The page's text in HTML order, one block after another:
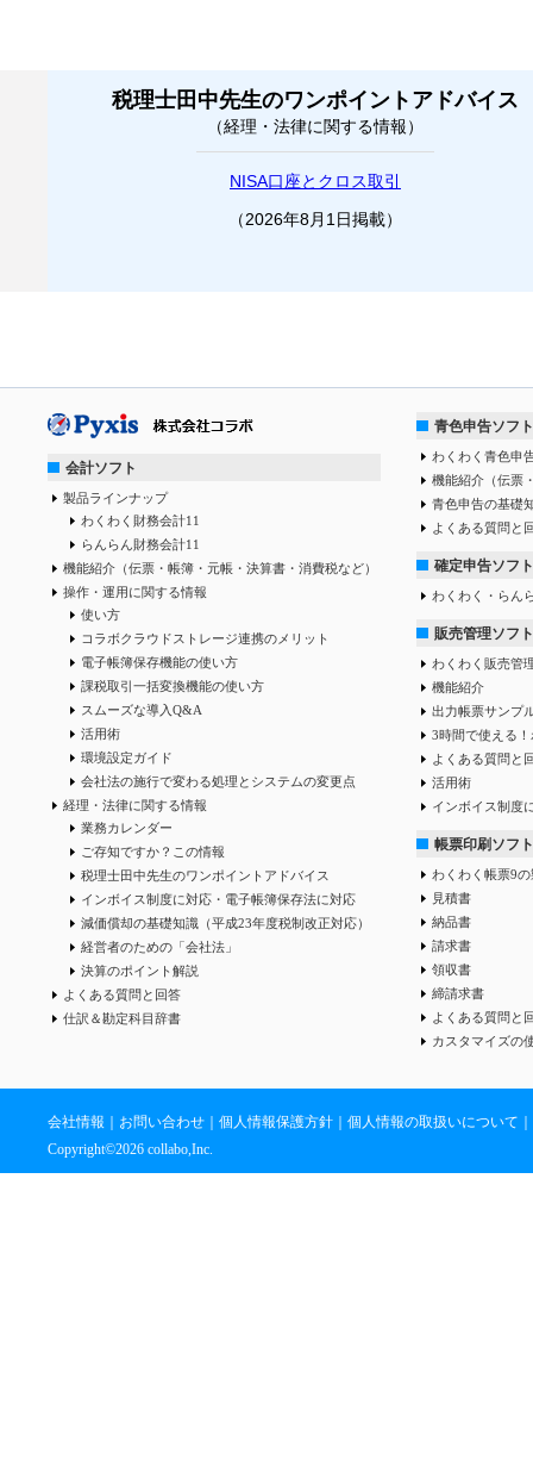
税理士田中先生のワンポイントアドバイス
（経理・法律に関する情報）
NISA口座とクロス取引
（2026年8月1日掲載）
会計ソフト
製品ラインナップ
わくわく財務会計11
らんらん財務会計11
機能紹介（伝票・帳簿・元帳・決算書・消費税など）
操作・運用に関する情報
使い方
コラボクラウドストレージ連携のメリット
電子帳簿保存機能の使い方
課税取引一括変換機能の使い方
スムーズな導入Q&A
活用術
環境設定ガイド
会社法の施行で変わる処理とシステムの変更点
経理・法律に関する情報
業務カレンダー
ご存知ですか？この情報
税理士田中先生のワンポイントアドバイス
インボイス制度に対応・電子帳簿保存法に対応
減価償却の基礎知識（平成23年度税制改正対応）
経営者のための「会社法」
決算のポイント解説
よくある質問と回答
仕訳＆勘定科目辞書
青色申告ソフト
わくわく青色申
機能紹介（伝票
青色申告の基礎
よくある質問と
確定申告ソフト
わくわく・らん
販売管理ソフト
わくわく販売管
機能紹介
出力帳票サンプ
3時間で使える
よくある質問と
活用術
インボイス制度
帳票印刷ソフト
わくわく帳票9
見積書
納品書
請求書
領収書
締請求書
よくある質問と
カスタマイズの
会社情報 お問い合わせ 個人情報保護方針 個人情報の取扱いについて
Copyright©2026 collabo,Inc.